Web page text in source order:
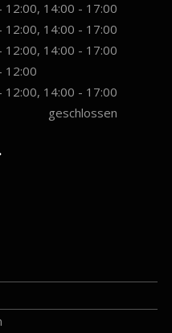
12:00, 14:00 - 17:00
12:00, 14:00 - 17:00
12:00, 14:00 - 17:00
12:00
12:00, 14:00 - 17:00
geschlossen